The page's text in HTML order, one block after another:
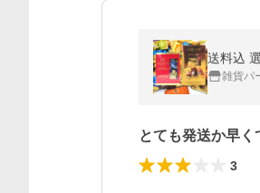
送料込
雑貨パ
とても発送か早
3